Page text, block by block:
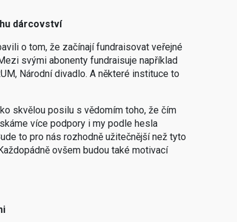
dárcovství
o tom, že začínají fundraisovat veřejné
svými abonenty fundraisuje například
Národní divadlo. A některé instituce to
skvělou posilu s vědomím toho, že čím
více podpory i my podle hesla
to pro nás rozhodně užitečnější než tyto
ovšem budou také motivací